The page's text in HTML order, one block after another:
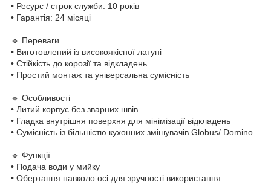
• Ресурс / строк служби: 10 років
• Гарантія: 24 місяці
🔹 Переваги
• Виготовлений із високоякісної латуні
• Стійкість до корозії та відкладень
• Простий монтаж та універсальна сумісність
🔹 Особливості
• Литий корпус без зварних швів
• Гладка внутрішня поверхня для мінімізації відкладень
• Сумісність із більшістю кухонних змішувачів Globus/ Domino
🔹 Функції
• Подача води у мийку
• Обертання навколо осі для зручності використання